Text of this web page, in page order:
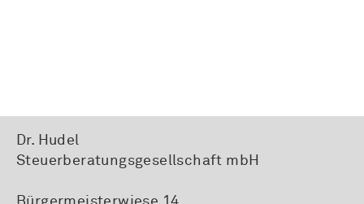
Dr. Hudel
Steuerberatungsgesellschaft mbH